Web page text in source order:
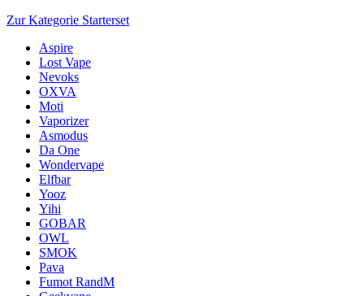
Zur Kategorie Starterset
Aspire
Lost Vape
Nevoks
OXVA
Moti
Vaporizer
Asmodus
Da One
Wondervape
Elfbar
Yooz
Yihi
GOBAR
OWL
SMOK
Pava
Fumot RandM